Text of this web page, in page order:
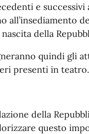
e successivi
all’insediamento
della
quindi gli
presenti in teatro.
della
questo